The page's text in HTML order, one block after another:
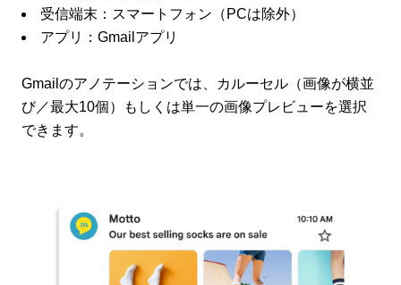
受信端末：スマートフォン（PCは除外）
アプリ：Gmailアプリ
Gmailのアノテーションでは、カルーセル（画像が横並
び／最大10個）もしくは単一の画像プレビューを選択
できます。